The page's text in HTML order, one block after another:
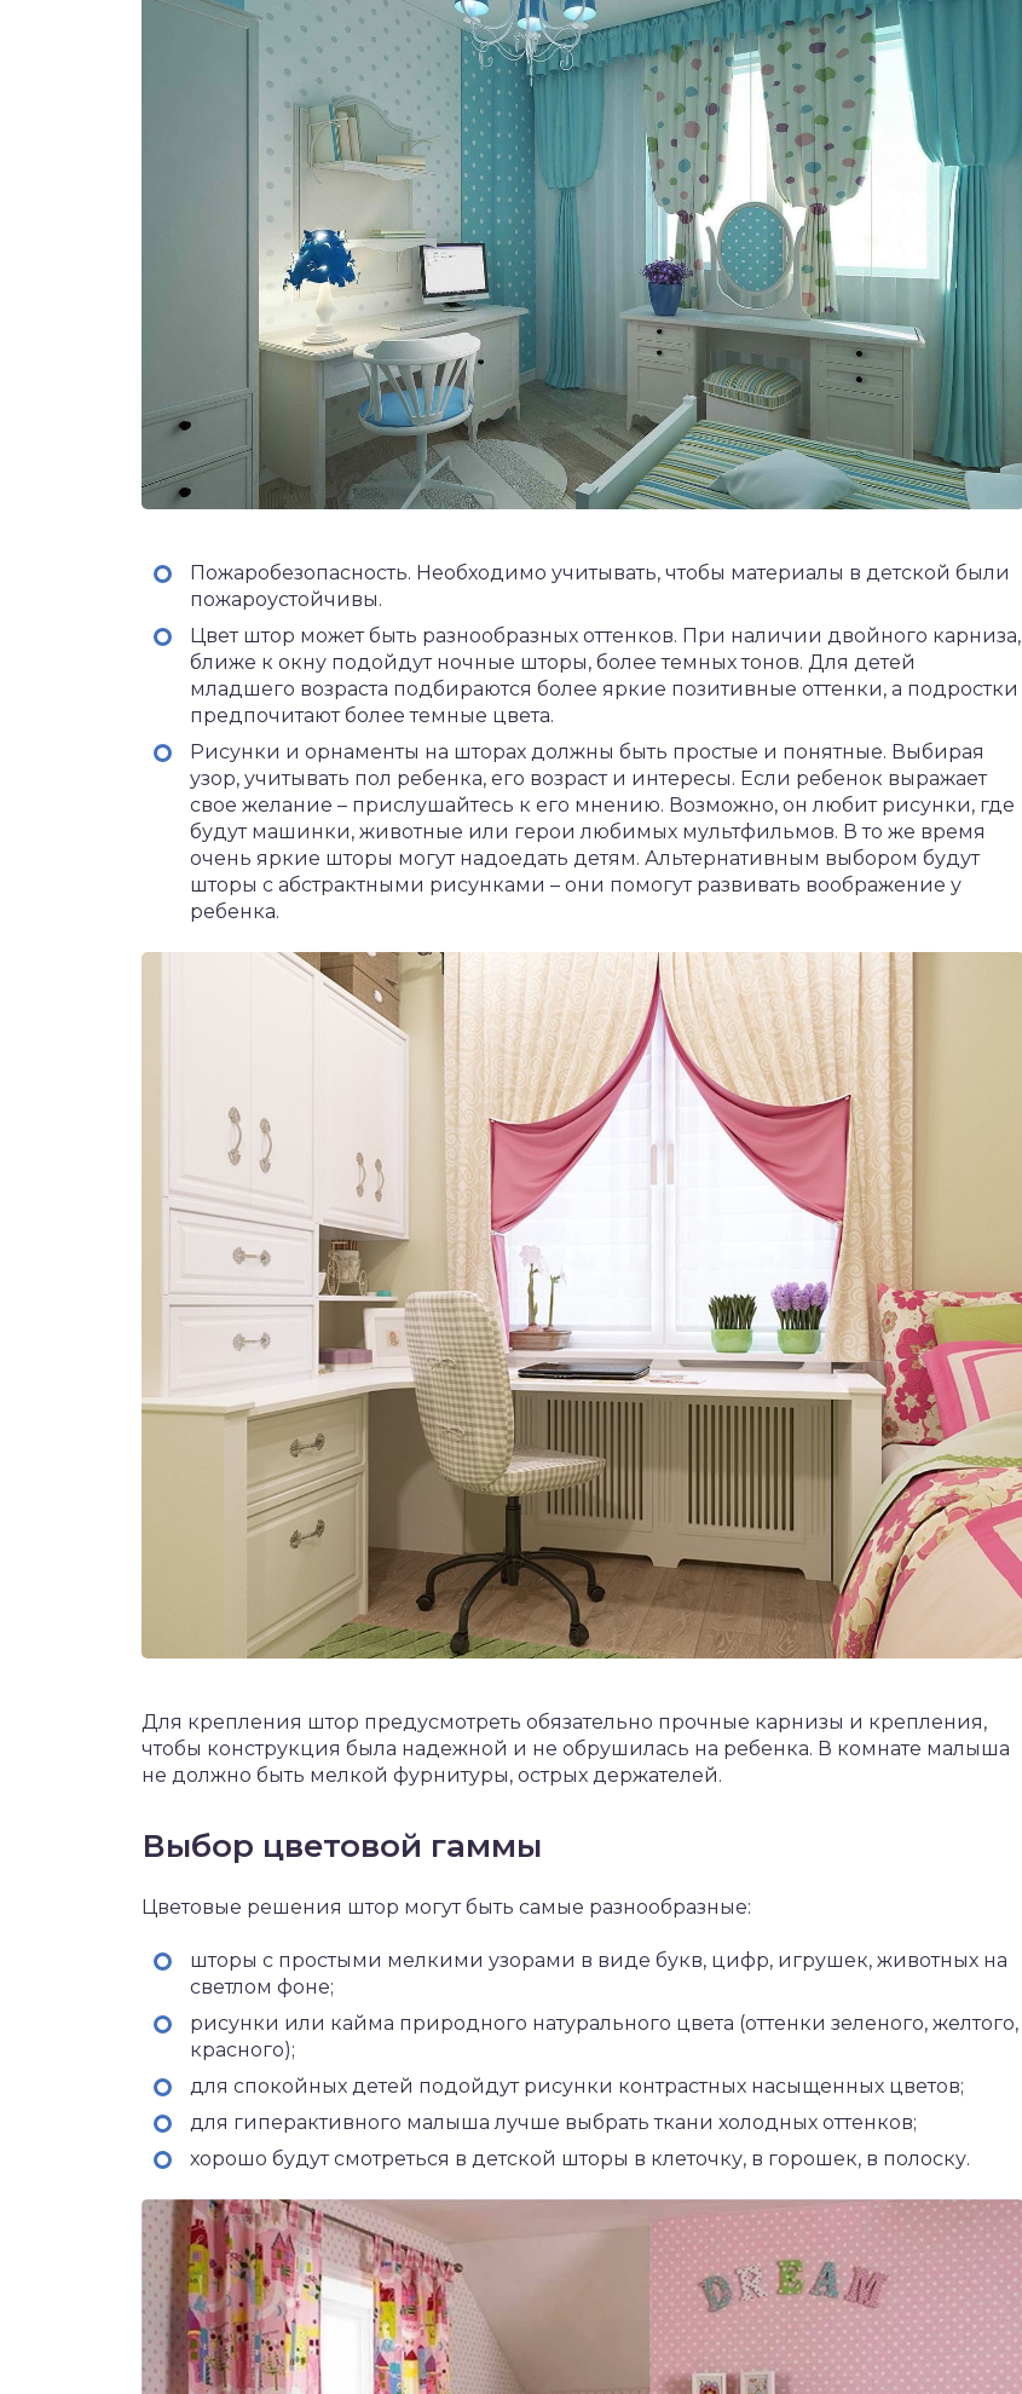
Пожаробезопасность. Необходимо учитывать, чтобы материалы в детской были
пожароустойчивы.
Цвет штор может быть разнообразных оттенков. При наличии двойного карниза,
ближе к окну подойдут ночные шторы, более темных тонов. Для детей
младшего возраста подбираются более яркие позитивные оттенки, а подростки
предпочитают более темные цвета.
Рисунки и орнаменты на шторах должны быть простые и понятные. Выбирая
узор, учитывать пол ребенка, его возраст и интересы. Если ребенок выражает
свое желание – прислушайтесь к его мнению. Возможно, он любит рисунки, где
будут машинки, животные или герои любимых мультфильмов. В то же время
очень яркие шторы могут надоедать детям. Альтернативным выбором будут
шторы с абстрактными рисунками – они помогут развивать воображение у
ребенка.
Для крепления штор предусмотреть обязательно прочные карнизы и крепления,
чтобы конструкция была надежной и не обрушилась на ребенка. В комнате малыша
не должно быть мелкой фурнитуры, острых держателей.
Выбор цветовой гаммы
Цветовые решения штор могут быть самые разнообразные:
шторы с простыми мелкими узорами в виде букв, цифр, игрушек, животных на
светлом фоне;
рисунки или кайма природного натурального цвета (оттенки зеленого, желтого,
красного);
для спокойных детей подойдут рисунки контрастных насыщенных цветов;
для гиперактивного малыша лучше выбрать ткани холодных оттенков;
хорошо будут смотреться в детской шторы в клеточку, в горошек, в полоску.